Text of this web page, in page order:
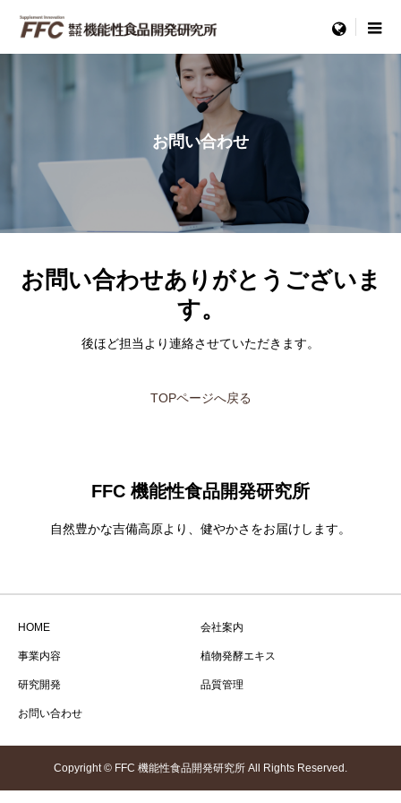
menu
お問い合わせ
お問い合わせありがとうございま
す。
後ほど担当より連絡させていただきます。
TOPページへ戻る
FFC 機能性食品開発研究所
自然豊かな吉備高原より、健やかさをお届けします。
HOME 会社案内
事業内容 植物発酵エキス
研究開発 品質管理
お問い合わせ
Copyright © FFC 機能性食品開発研究所 All Rights Reserved.